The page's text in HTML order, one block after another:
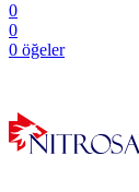
0
0
0 öğeler